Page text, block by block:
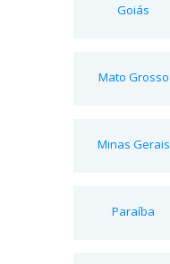
Goiás
Mato Grosso
Minas Gerais
Paraíba